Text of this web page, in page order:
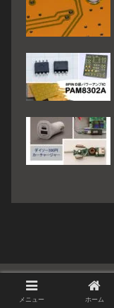
トップページ
メニュー ホーム